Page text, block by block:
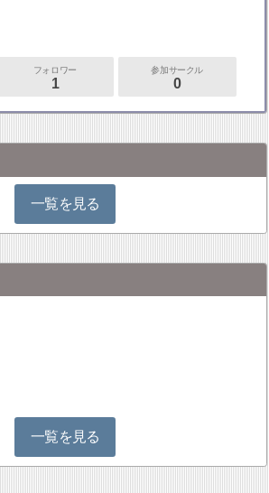
フォロワー
1
参加サークル
0
一覧を見る
一覧を見る